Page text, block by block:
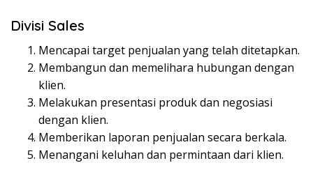
Divisi Sales
Mencapai target penjualan yang telah ditetapkan.
Membangun dan memelihara hubungan dengan
klien.
Melakukan presentasi produk dan negosiasi
dengan klien.
Memberikan laporan penjualan secara berkala.
Menangani keluhan dan permintaan dari klien.